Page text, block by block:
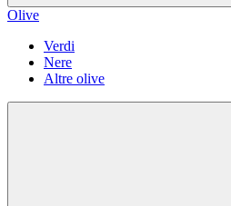
Olive
Verdi
Nere
Altre olive